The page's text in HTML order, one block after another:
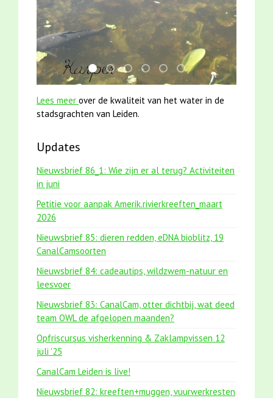
smoelenboek fifi en karper nieuwsbrief-
jun2021 zaklv 5 snoekje MOOI
karper met kattenklimtouw
mei2021 1 snoekje elly
jun2021 28 brasem en
mei2021
Lees meer over de kwaliteit van het water in de
stadsgrachten van Leiden.
Updates
Nieuwsbrief 86_1: Wie zijn er al terug? Activiteiten
in juni
Petitie voor aanpak Amerik.rivierkreeften_maart
2026
Nieuwsbrief 85: dieren redden, eDNA bioblitz, 19
CanalCamsoorten
Nieuwsbrief 84: cadeautips, wildzwem-natuur en
leesvoer
Nieuwsbrief 83: CanalCam, otter dichtbij, wat deed
team OWL de afgelopen maanden?
Opfriscursus visherkenning & Zaklampvissen 12
juli '25
CanalCam Leiden is live!
Nieuwsbrief 82: kreeften+muggen, vuurwerkresten